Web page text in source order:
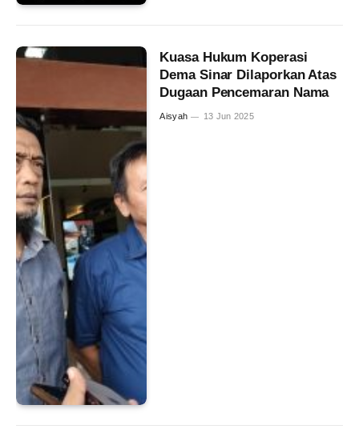
Kuasa Hukum Koperasi
Dema Sinar Dilaporkan Atas
Dugaan Pencemaran Nama
Aisyah 13 Jun 2025